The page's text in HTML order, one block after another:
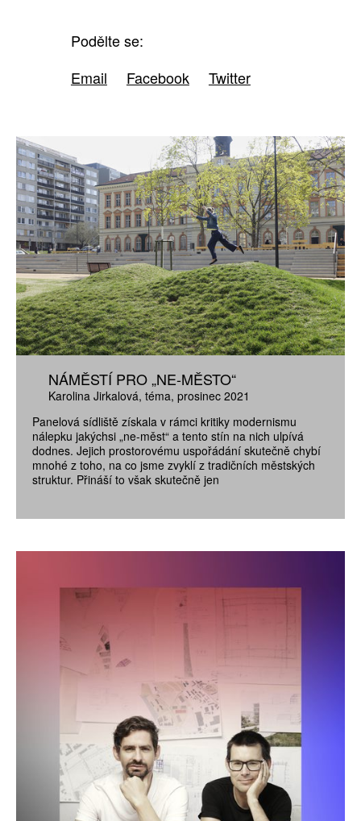
Podělte se:
Email
Facebook Twitter
NÁMĚSTÍ PRO „NE-MĚSTO“
Karolina Jirkalová téma prosinec 2021
Panelová sídliště získala v rámci kritiky modernismu
nálepku jakýchsi „ne-měst“ a tento stín na nich ulpívá
dodnes. Jejich prostorovému uspořádání skutečně chybí
mnohé z toho, na co jsme zvyklí z tradičních městských
struktur. Přináší to však skutečně jen